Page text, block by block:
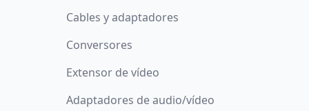
Cables y adaptadores
Conversores
Extensor de vídeo
Adaptadores de audio/vídeo